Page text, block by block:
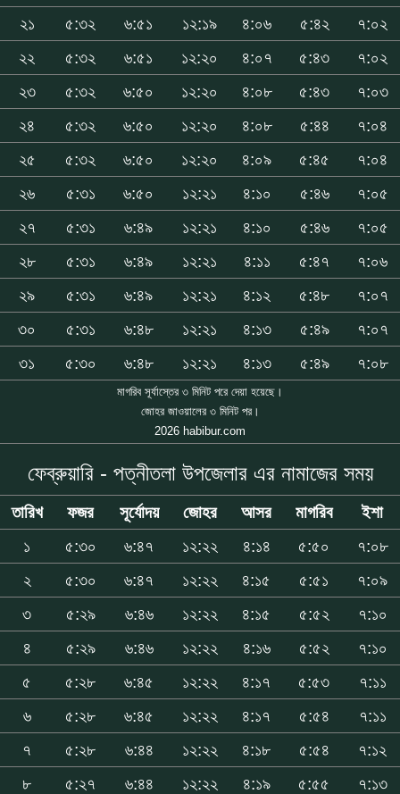
২১
৫:৩২ ৬:৫১ ১২:১৯ ৪:০৬ ৫:৪২
৭:০২
২২
৫:৩২ ৬:৫১ ১২:২০ ৪:০৭ ৫:৪৩
৭:০২
২৩
৫:৩২ ৬:৫০ ১২:২০ ৪:০৮ ৫:৪৩
৭:০৩
২৪
৫:৩২ ৬:৫০ ১২:২০ ৪:০৮ ৫:৪৪
৭:০৪
২৫
৫:৩২ ৬:৫০ ১২:২০ ৪:০৯ ৫:৪৫
৭:০৪
২৬
৫:৩১ ৬:৫০ ১২:২১ ৪:১০ ৫:৪৬
৭:০৫
২৭
৫:৩১ ৬:৪৯ ১২:২১ ৪:১০ ৫:৪৬
৭:০৫
২৮
৫:৩১ ৬:৪৯ ১২:২১ ৪:১১ ৫:৪৭
৭:০৬
২৯
৫:৩১ ৬:৪৯ ১২:২১ ৪:১২ ৫:৪৮
৭:০৭
৩০
৫:৩১ ৬:৪৮ ১২:২১ ৪:১৩ ৫:৪৯
৭:০৭
৩১
৫:৩০ ৬:৪৮ ১২:২১ ৪:১৩ ৫:৪৯ ৭:০৮
মাগরিব সূর্যাস্তের ৩ মিনিট পরে দেয়া হয়েছে।
জোহর জাওয়ালের ৩ মিনিট পর।
2026 habibur.com
ফেব্রুয়ারি - পত্নীতলা উপজেলার এর নামাজের সময়
তারিখ ফজর সূর্যোদয় জোহর আসর মাগরিব
ইশা
১
৫:৩০ ৬:৪৭ ১২:২২ ৪:১৪ ৫:৫০
৭:০৮
২
৫:৩০ ৬:৪৭ ১২:২২ ৪:১৫ ৫:৫১
৭:০৯
৩
৫:২৯ ৬:৪৬ ১২:২২ ৪:১৫ ৫:৫২
৭:১০
৪
৫:২৯ ৬:৪৬ ১২:২২ ৪:১৬ ৫:৫২
৭:১০
৫
৫:২৮ ৬:৪৫ ১২:২২ ৪:১৭ ৫:৫৩
৭:১১
৬
৫:২৮ ৬:৪৫ ১২:২২ ৪:১৭ ৫:৫৪
৭:১১
৭
৫:২৮ ৬:৪৪ ১২:২২ ৪:১৮ ৫:৫৪
৭:১২
৮
৫:২৭ ৬:৪৪ ১২:২২ ৪:১৯ ৫:৫৫
৭:১৩